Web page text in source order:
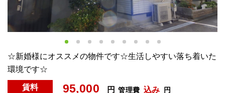
☆新婚様にオススメの物件です☆生活しやすい落ち着いた
環境です☆
賃料 95,000 円 管理費 込み 円